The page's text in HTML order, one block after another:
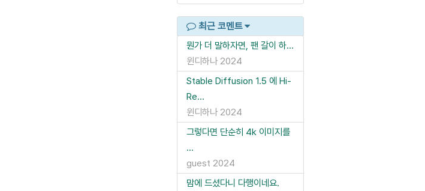
최근 코멘트
뭔가 더 말하자면, 팬 갈이 하...
윈디하나 2024
Stable Diffusion 1.5 에 Hi-
Re...
윈디하나 2024
그렇다면 단순히 4k 이미지를
...
guest 2024
맘에 드셨다니 다행이네요.